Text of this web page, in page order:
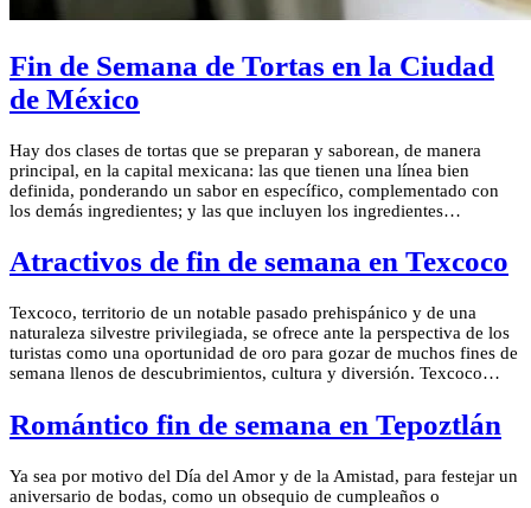
Fin de Semana de Tortas en la Ciudad
de México
Hay dos clases de tortas que se preparan y saborean, de manera
principal, en la capital mexicana: las que tienen una línea bien
definida, ponderando un sabor en específico, complementado con
los demás ingredientes; y las que incluyen los ingredientes…
Atractivos de fin de semana en Texcoco
Texcoco, territorio de un notable pasado prehispánico y de una
naturaleza silvestre privilegiada, se ofrece ante la perspectiva de los
turistas como una oportunidad de oro para gozar de muchos fines de
semana llenos de descubrimientos, cultura y diversión. Texcoco…
Romántico fin de semana en Tepoztlán
Ya sea por motivo del Día del Amor y de la Amistad, para festejar un
aniversario de bodas, como un obsequio de cumpleaños o